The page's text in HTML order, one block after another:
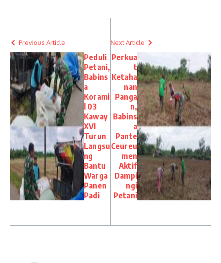
Previous Article
Peduli
Petani,
Babins
a
Korami
l 03
Kaway
XVI
Turun
Langsu
ng
Bantu
Warga
Panen
Padi
Next Article
Perkua
t
Ketaha
nan
Panga
n,
Babins
a
Pante
Ceureu
men
Aktif
Dampi
ngi
Petani